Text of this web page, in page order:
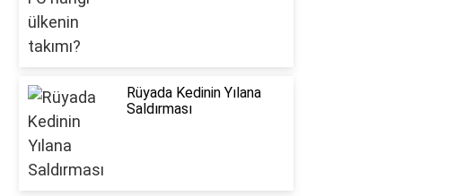
Rüyada Kedinin Yılana
Saldırması